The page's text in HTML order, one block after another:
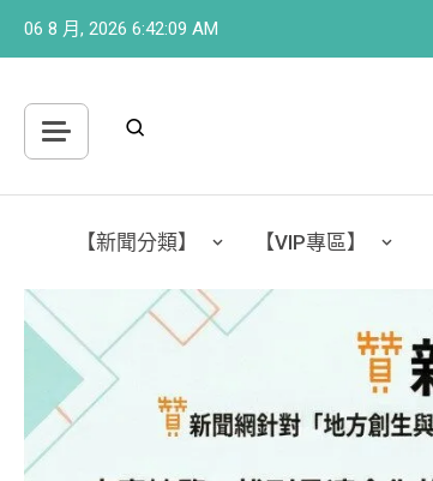
06 8 月, 2026 6:42:10 AM
【新聞分類】 【VIP專區】